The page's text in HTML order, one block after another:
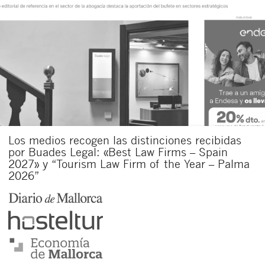
Los medios recogen las distinciones recibidas
por Buades Legal: «Best Law Firms – Spain
2027» y “Tourism Law Firm of the Year – Palma
2026”